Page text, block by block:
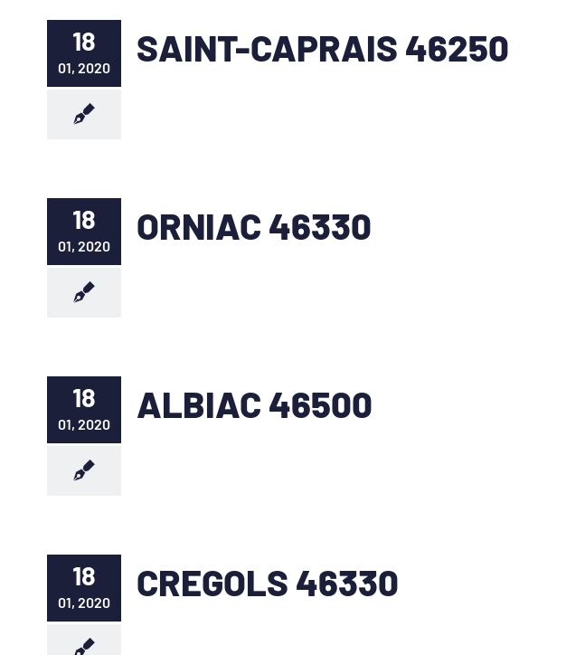
18
01, 2020 SAINT-CAPRAIS 46250
18
01, 2020 ORNIAC 46330
18
01, 2020 ALBIAC 46500
18
01, 2020 CREGOLS 46330